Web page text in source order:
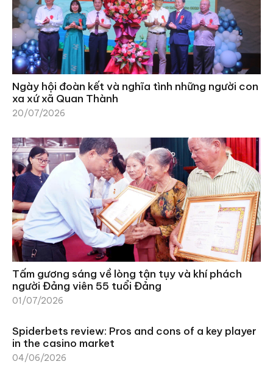
Ngày hội đoàn kết và nghĩa tình những người con
xa xứ xã Quan Thành
20/07/2026
Tấm gương sáng về lòng tận tụy và khí phách
người Đảng viên 55 tuổi Đảng
01/07/2026
Spiderbets review: Pros and cons of a key player
in the casino market
04/06/2026